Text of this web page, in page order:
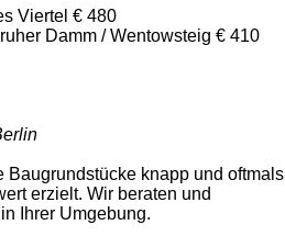
Viertel € 480
Damm / Wentowsteig € 410
knapp und oftmals
erzielt. Wir beraten und
Ihrer Umgebung.